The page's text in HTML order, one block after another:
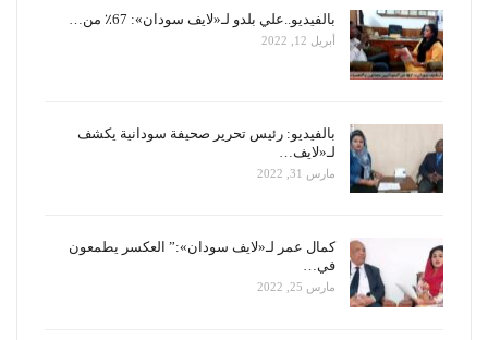
بالفيديو..علي بلدو لـ«لايف سودان»: 67٪ من…
أبريل 12, 2022
بالفيديو: رئيس تحرير صحيفة سودانية يكشف
لـ«لايف…
مارس 31, 2022
كمال عمر لـ«لايف سودان»:” العكسر يطمعون
في…
مارس 25, 2022